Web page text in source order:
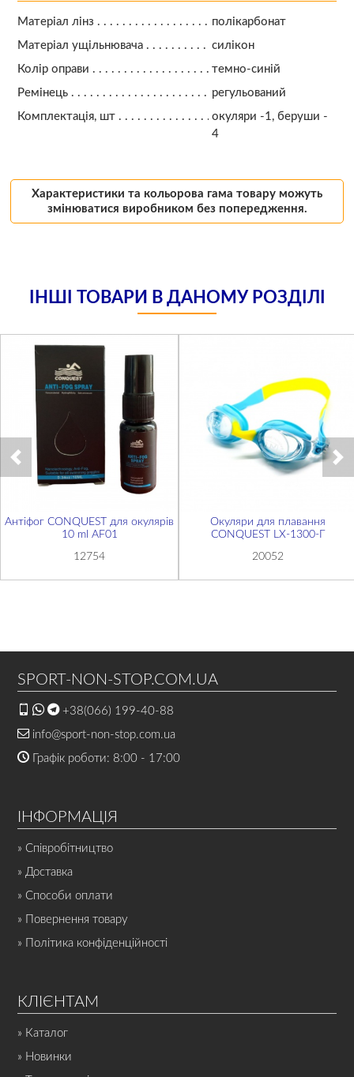
Матеріал лінз
полікарбонат
Матеріал ущільнювача
силікон
Колір оправи
темно-синій
Ремінець
регульований
Комплектація, шт
окуляри -1, беруши -
4
Характеристики та кольорова гама товару можуть
змінюватися виробником без попередження.
ІНШІ ТОВАРИ В ДАНОМУ РОЗДІЛІ
Антіфог CONQUEST для окулярів
10 ml AF01
12754
Окуляри для плавання
CONQUEST LX-1300-Г
20052
SPORT-NON-STOP.COM.UA
+38(066) 199-40-88
info@sport-non-stop.com.ua
Графік роботи: 8:00 - 17:00
ІНФОРМАЦІЯ
» Співробітництво
» Доставка
» Способи оплати
» Повернення товару
» Політика конфіденційності
КЛІЄНТАМ
» Каталог
» Новинки